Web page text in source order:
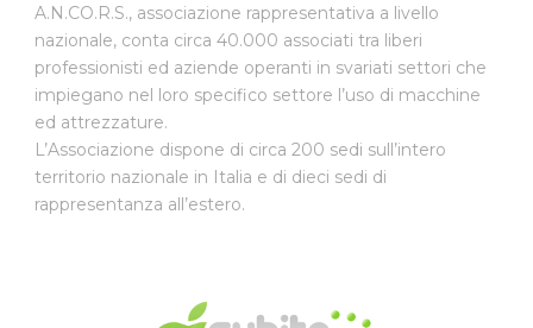
A.N.CO.R.S., associazione rappresentativa a livello
nazionale, conta circa 40.000 associati tra liberi
professionisti ed aziende operanti in svariati settori che
impiegano nel loro specifico settore l’uso di macchine
ed attrezzature.
L’Associazione dispone di circa 200 sedi sull’intero
territorio nazionale in Italia e di dieci sedi di
rappresentanza all’estero.